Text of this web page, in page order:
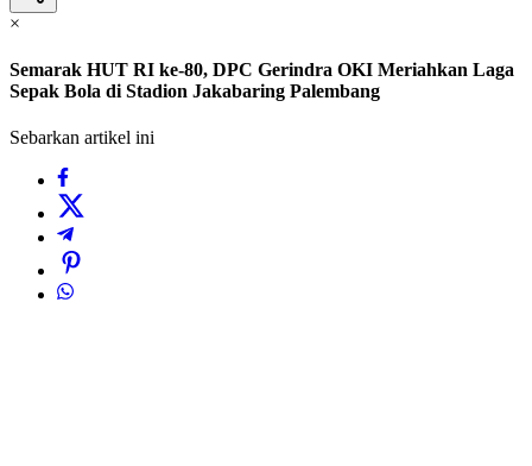
×
Semarak HUT RI ke-80, DPC Gerindra OKI Meriahkan Laga
Sepak Bola di Stadion Jakabaring Palembang
Sebarkan artikel ini